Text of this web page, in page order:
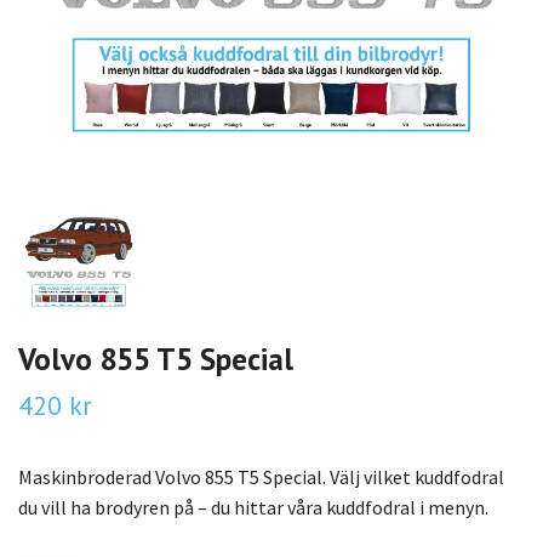
Volvo 855 T5 Special
420 kr
Maskinbroderad Volvo 855 T5 Special. Välj vilket kuddfodral
du vill ha brodyren på – du hittar våra kuddfodral i menyn.